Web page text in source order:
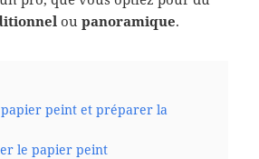
oupanoramique.
peint et préparer la
le papier peint